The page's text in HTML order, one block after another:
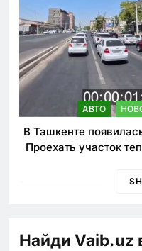
АВТО
В Ташкенте
Проехать участок
Найди Vaib.uz